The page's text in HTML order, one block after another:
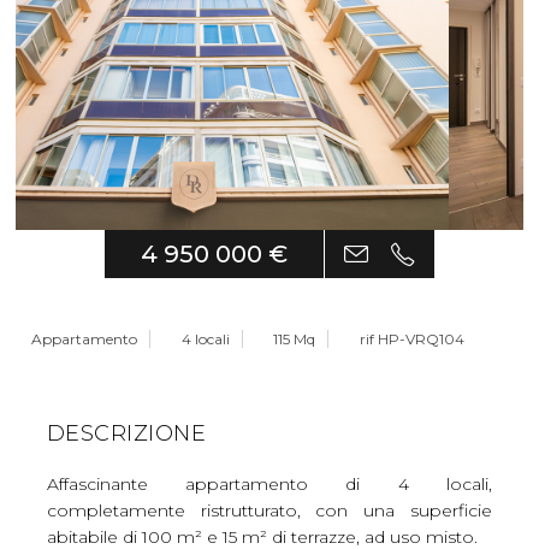
4 950 000 €
Appartamento 4 locali 115 Mq rif HP-VRQ104
DESCRIZIONE
Affascinante appartamento di 4 locali,
completamente ristrutturato, con una superficie
abitabile di 100 m² e 15 m² di terrazze, ad uso misto.